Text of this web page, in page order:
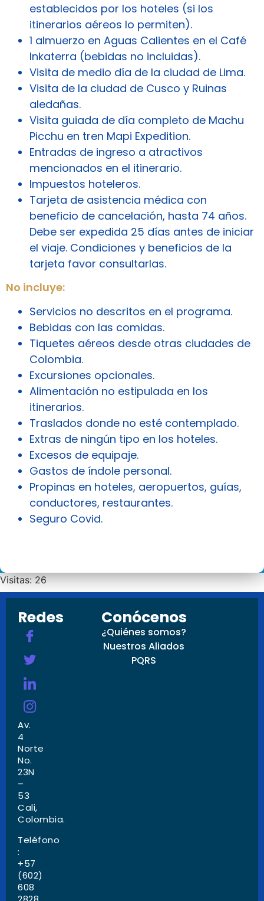
establecidos por los hoteles (si los
itinerarios aéreos lo permiten).
1 almuerzo en Aguas Calientes en el Café
Inkaterra (bebidas no incluidas).
Visita de medio día de la ciudad de Lima.
Visita de la ciudad de Cusco y Ruinas
aledañas.
Visita guiada de día completo de Machu
Picchu en tren Mapi Expedition.
Entradas de ingreso a atractivos
mencionados en el itinerario.
Impuestos hoteleros.
Tarjeta de asistencia médica con
beneficio de cancelación, hasta 74 años.
Debe ser expedida 25 días antes de iniciar
el viaje. Condiciones y beneficios de la
tarjeta favor consultarlas.
No incluye:
Servicios no descritos en el programa.
Bebidas con las comidas.
Tiquetes aéreos desde otras ciudades de
Colombia.
Excursiones opcionales.
Alimentación no estipulada en los
itinerarios.
Traslados donde no esté contemplado.
Extras de ningún tipo en los hoteles.
Excesos de equipaje.
Gastos de índole personal.
Propinas en hoteles, aeropuertos, guías,
conductores, restaurantes.
Seguro Covid.
Visitas: 26
Redes
Av.
4
Norte
No.
23N
–
53
Cali,
Colombia.
Teléfono
:
+57
(602)
608
Conócenos
¿Quiénes somos?
Nuestros Aliados
PQRS